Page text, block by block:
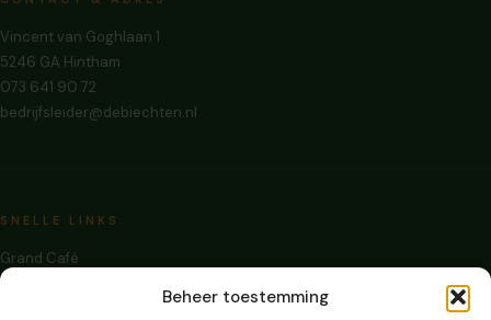
Beheer toestemming
Vincent van Goghlaan 1
5246 GA Hintham
073 641 90 72
bedrijfsleider@debiechten.nl
SNELLE LINKS
Grand Café
Zalen Huren